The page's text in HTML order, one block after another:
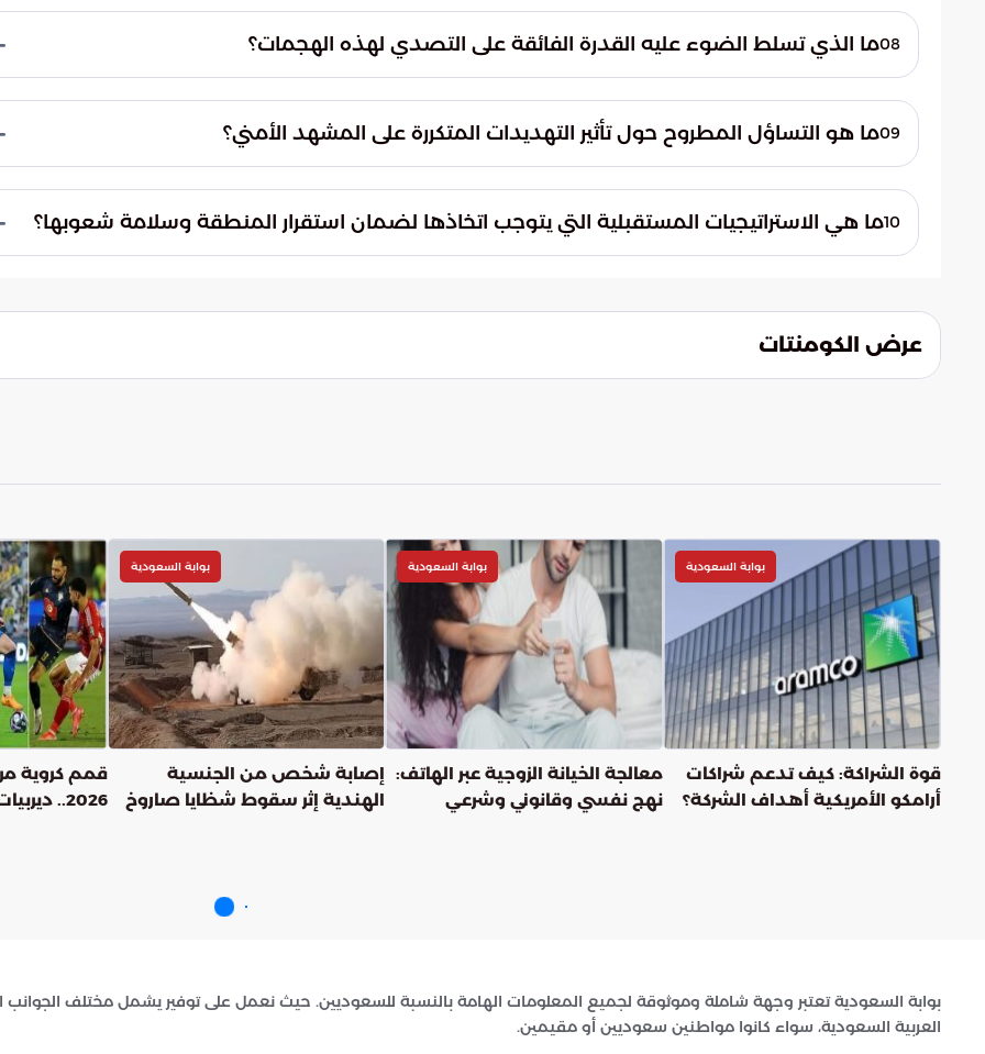
والمتزامنة تتطلب تحديثًا دائمًا وتطويرًا مستمرًا للأنظمة والجاهزية، بهدف ضمان الأمن والاستقرار
على المدى الطويل.
08ما الذي تسلط الضوء عليه القدرة الفائقة على التصدي لهذه الهجمات؟
والاحترافية العالية للقوات المسلحة الإماراتية. كما تعكس التزامها بحماية الأراضي الوطنية والمساهمة09ما هو التساؤل المطروح حول تأثير التهديدات المتكررة على المشهد الأمني؟
المدى الطويل. يتطلب ذلك فهمًا عميقًا لديناميكيات الصراعات ووضع استراتيجيات مستقبلية فعالة
للحفاظ على السلام.
10ما هي الاستراتيجيات المستقبلية التي يتوجب اتخاذها لضمان استقرار المنطقة وسلامة شعوبها؟
لردع أي تهديدات مستقبلية.
عرض الكومنتات
بوابة السعودية
قوة الشراكة: كيف تدعم شراكات
أرامكو الأمريكية أهداف الشركة؟
بوابة السعودية
معالجة الخيانة الزوجية عبر الهاتف:
نهج نفسي وقانوني وشرعي
بوابة السعودية
إصابة شخص من الجنسية
الهندية إثر سقوط شظايا صاروخ
قمم كروية
2026..